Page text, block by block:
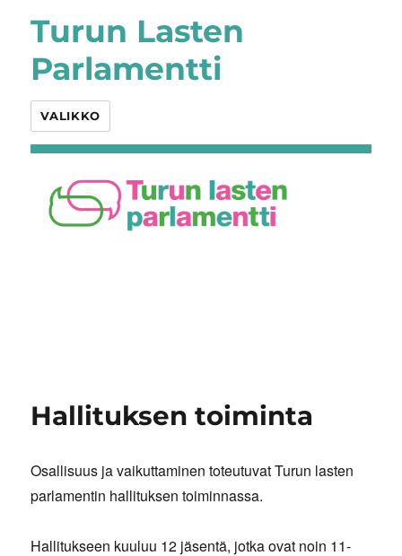
Turun Lasten
Parlamentti
VALIKKO
Hallituksen toiminta
Osallisuus ja vaikuttaminen toteutuvat Turun lasten
parlamentin hallituksen toiminnassa.
Hallitukseen kuuluu 12 jäsentä, jotka ovat noin 11-